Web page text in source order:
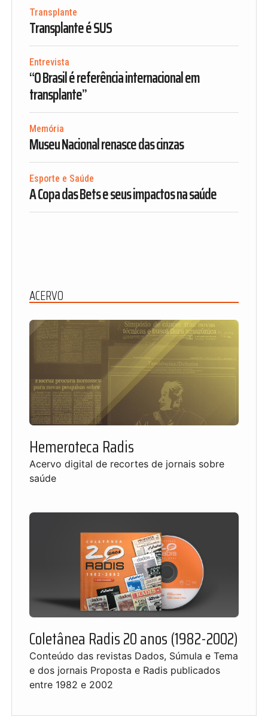
Transplante
Transplante é SUS
Entrevista
“O Brasil é referência internacional em
transplante”
Memória
Museu Nacional renasce das cinzas
Esporte e Saúde
A Copa das Bets e seus impactos na saúde
ACERVO
Hemeroteca Radis
Acervo digital de recortes de jornais sobre
saúde
Coletânea Radis 20 anos (1982-2002)
Conteúdo das revistas Dados, Súmula e Tema
e dos jornais Proposta e Radis publicados
entre 1982 e 2002